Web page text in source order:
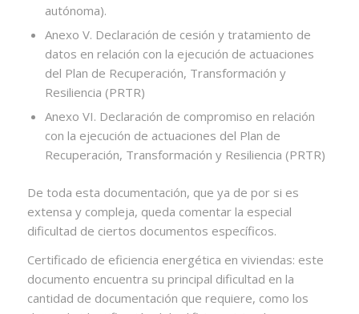
autónoma).
Anexo V. Declaración de cesión y tratamiento de
datos en relación con la ejecución de actuaciones
del Plan de Recuperación, Transformación y
Resiliencia (PRTR)
Anexo VI. Declaración de compromiso en relación
con la ejecución de actuaciones del Plan de
Recuperación, Transformación y Resiliencia (PRTR)
De toda esta documentación, que ya de por si es
extensa y compleja, queda comentar la especial
dificultad de ciertos documentos específicos.
Certificado de eficiencia energética en viviendas: este
documento encuentra su principal dificultad en la
cantidad de documentación que requiere, como los